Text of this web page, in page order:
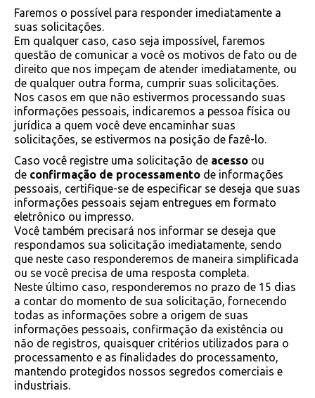
Faremos o possível para responder imediatamente a
suas solicitações.
Em qualquer caso, caso seja impossível, faremos
questão de comunicar a você os motivos de fato ou de
direito que nos impeçam de atender imediatamente, ou
de qualquer outra forma, cumprir suas solicitações.
Nos casos em que não estivermos processando suas
informações pessoais, indicaremos a pessoa física ou
jurídica a quem você deve encaminhar suas
solicitações, se estivermos na posição de fazê-lo.
Caso você registre uma solicitação de acesso ou
de confirmação de processamento de informações
pessoais, certifique-se de especificar se deseja que suas
informações pessoais sejam entregues em formato
eletrônico ou impresso.
Você também precisará nos informar se deseja que
respondamos sua solicitação imediatamente, sendo
que neste caso responderemos de maneira simplificada
ou se você precisa de uma resposta completa.
Neste último caso, responderemos no prazo de 15 dias
a contar do momento de sua solicitação, fornecendo
todas as informações sobre a origem de suas
informações pessoais, confirmação da existência ou
não de registros, quaisquer critérios utilizados para o
processamento e as finalidades do processamento,
mantendo protegidos nossos segredos comerciais e
industriais.